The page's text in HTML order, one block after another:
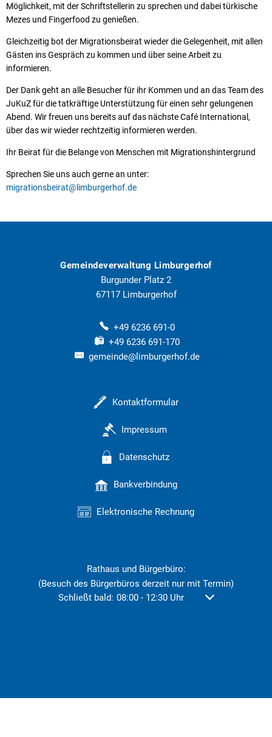
Möglichkeit, mit der Schriftstellerin zu sprechen und dabei türkische
Mezes und Fingerfood zu genießen.
Gleichzeitig bot der Migrationsbeirat wieder die Gelegenheit, mit allen
Gästen ins Gespräch zu kommen und über seine Arbeit zu
informieren.
Der Dank geht an alle Besucher für ihr Kommen und an das Team des
JuKuZ für die tatkräftige Unterstützung für einen sehr gelungenen
Abend. Wir freuen uns bereits auf das nächste Café International,
über das wir wieder rechtzeitig informieren werden.
Ihr Beirat für die Belange von Menschen mit Migrationshintergrund
Sprechen Sie uns auch gerne an unter:
migrationsbeirat@limburgerhof.de
Gemeindeverwaltung Limburgerhof
Burgunder Platz 2
67117 Limburgerhof
+49 6236 691-0
+49 6236 691-170
gemeinde@limburgerhof.de
Kontaktformular
Impressum
Datenschutz
Bankverbindung
Elektronische Rechnung
Rathaus und Bürgerbüro:
(Besuch des Bürgerbüros derzeit nur mit Termin)
Klicken, um weitere Öffnungs- oder Schließzeiten
Schließt bald: 08:00- 12:30Uhr Von 08:00 bis